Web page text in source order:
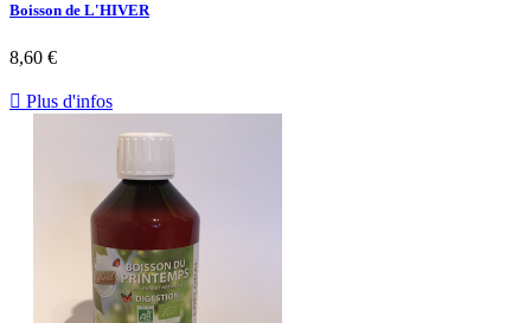
Boisson de L'HIVER
8,60 €
 Plus d'infos